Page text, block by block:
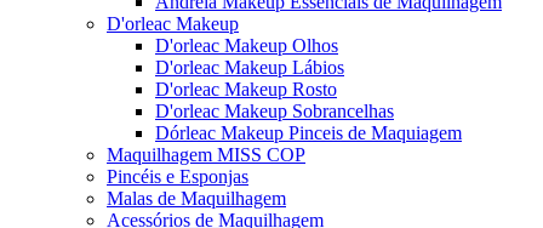
D'orleac Makeup
D'orleac Makeup Olhos
D'orleac Makeup Lábios
D'orleac Makeup Rosto
D'orleac Makeup Sobrancelhas
Dórleac Makeup Pinceis de Maquiagem
Maquilhagem MISS COP
Pincéis e Esponjas
Malas de Maquilhagem
Acessórios de Maquilhagem